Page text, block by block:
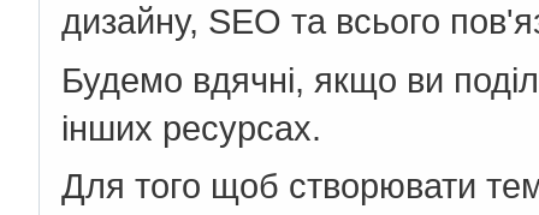
дизайну, SEO та всього
Будемо вдячні, якщо ви
інших ресурсах.
Для того щоб створювати